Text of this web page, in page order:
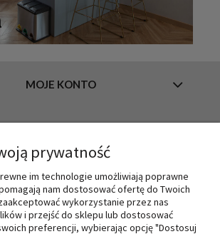
MOJE KONTO
O NAS
prywatność
im technologie umożliwiają poprawne
nam dostosować ofertę do Twoich
wykorzystanie przez nas
i przejść do sklepu lub dostosować
preferencji, wybierając opcję "Dostosuj